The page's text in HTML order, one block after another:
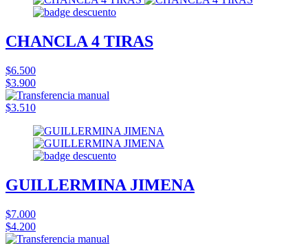
CHANCLA 4 TIRAS
$6.500
$3.900
$3.510
GUILLERMINA JIMENA
$7.000
$4.200